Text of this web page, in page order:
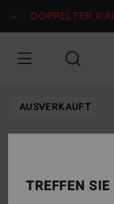
zur
springen
DOPPELTER
AUSVERKAUFT
TREFFEN